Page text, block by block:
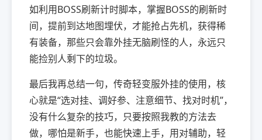
如利用BOSS刷新计时脚本，掌握BOSS的刷新时
间，提前到达地图埋伏，才能抢占先机，获得稀
有装备，那些只会靠外挂无脑刷怪的人，永远只
能捡别人剩下的垃圾。
最后我再总结一句，传奇轻变服外挂的使用，核
心就是“选对挂、调好参、注意细节、找对时机”，
没有什么复杂的技巧，只要按照我教的方法去
做，哪怕是新手，也能快速上手，用对辅助，轻